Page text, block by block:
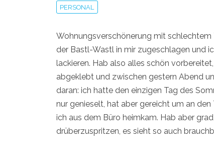
PERSONAL
Wohnungsverschönerung mit
der Bastl-Wastl in mir zugeschlagen und
lackieren. Hab also alles schön
abgeklebt und zwischen gestern Abend
daran: ich hatte den einzigen Tag des
nur genieselt, hat aber gereicht um an
ich aus dem Büro heimkam. Hab aber
drüberzuspritzen, es sieht so auch